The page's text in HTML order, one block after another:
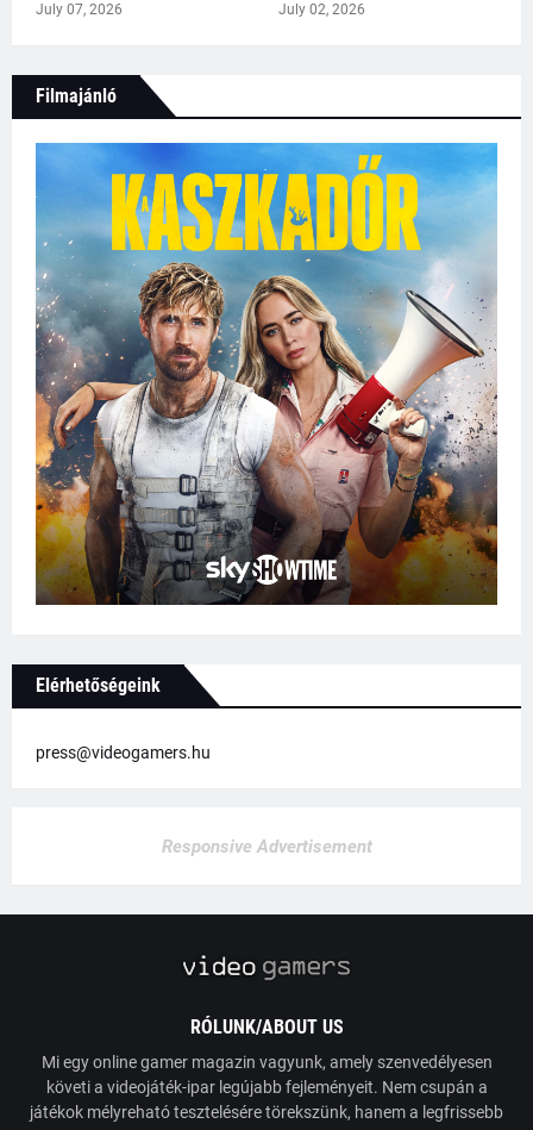
July 07, 2026 July 02, 2026
Filmajánló
Elérhetőségeink
press@videogamers.hu
Responsive Advertisement
RÓLUNK/ABOUT US
Mi egy online gamer magazin vagyunk, amely szenvedélyesen
követi a videojáték-ipar legújabb fejleményeit. Nem csupán a
játékok mélyreható tesztelésére törekszünk, hanem a legfrissebb